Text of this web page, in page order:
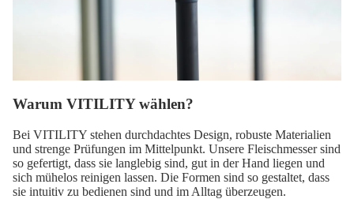
Warum VITILITY wählen?
Bei VITILITY stehen durchdachtes Design, robuste Materialien
und strenge Prüfungen im Mittelpunkt. Unsere Fleischmesser sind
so gefertigt, dass sie langlebig sind, gut in der Hand liegen und
sich mühelos reinigen lassen. Die Formen sind so gestaltet, dass
sie intuitiv zu bedienen sind und im Alltag überzeugen.